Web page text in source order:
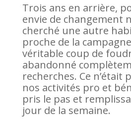
Trois ans en arrière,
envie de changement
cherché une autre
proche de la
véritable coup de
abandonné
recherches. Ce n’était
nos activités pro et
pris le pas et
jour de la semaine.